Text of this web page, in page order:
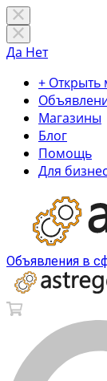
Да Нет
+ Открыть
Магазины
Блог
Помощь
Для
Объявления в